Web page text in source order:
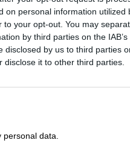
on personal information utilized
your opt-out. You may
by third parties on the
disclosed by us to third parties
disclose it to other third parties.
data.
di accisa
Recensioni (0)
ha alle spalle una storia
popolarità. Ogni volta che
prendeva la Berliner
apprezzata per la sua snella
si perse e la birra venne
e ha conosciuto